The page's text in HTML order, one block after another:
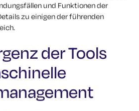
und Funktionen der
zu einigen der führenden
der Tools